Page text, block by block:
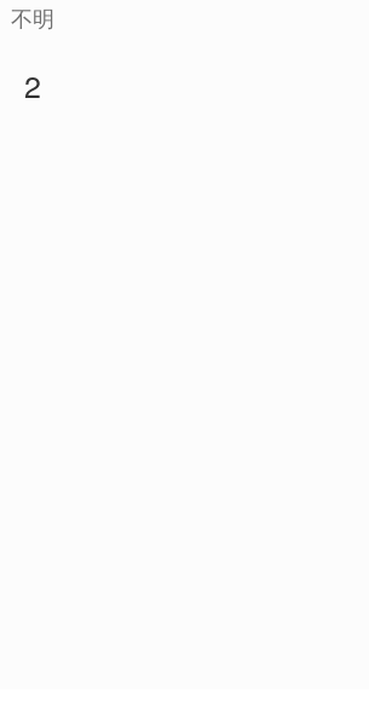
不明
2